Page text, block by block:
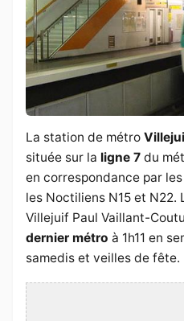
La station de métro
située sur la ligne 7 du
en correspondance par
les Noctiliens N15 et N22.
Villejuif Paul Vaillant-
dernier métro à 1h11 en
samedis et veilles de fête.